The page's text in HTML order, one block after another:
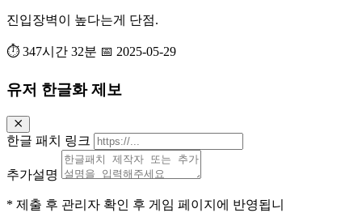
진입장벽이 높다는게 단점.
⏱️ 347시간 32분 📅 2025-05-29
유저 한글화 제보
한글 패치 링크
추가설명
* 제출 후 관리자 확인 후 게임 페이지에 반영됩니